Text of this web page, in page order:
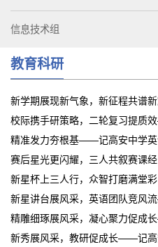
信息技术组
教育科研
赛后星光更闪耀，三人共叙赛课经
新星杯上三人行，众智打磨满堂彩